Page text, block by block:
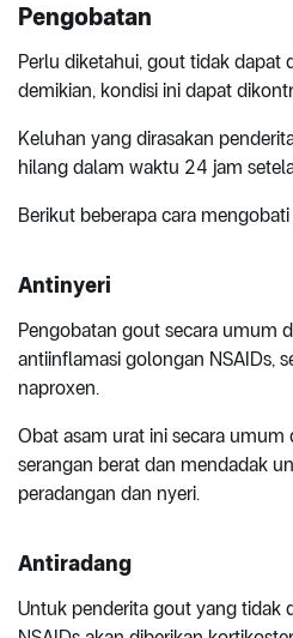
Pengobatan
Perlu diketahui, gout tidak dapat
demikian, kondisi ini dapat
Keluhan yang dirasakan
hilang dalam waktu 24 jam
Berikut beberapa cara
Antinyeri
Pengobatan gout secara umum
antiinflamasi golongan NSAIDs,
naproxen.
Obat asam urat ini secara
serangan berat dan mendadak
peradangan dan nyeri.
Antiradang
Untuk penderita gout yang tidak